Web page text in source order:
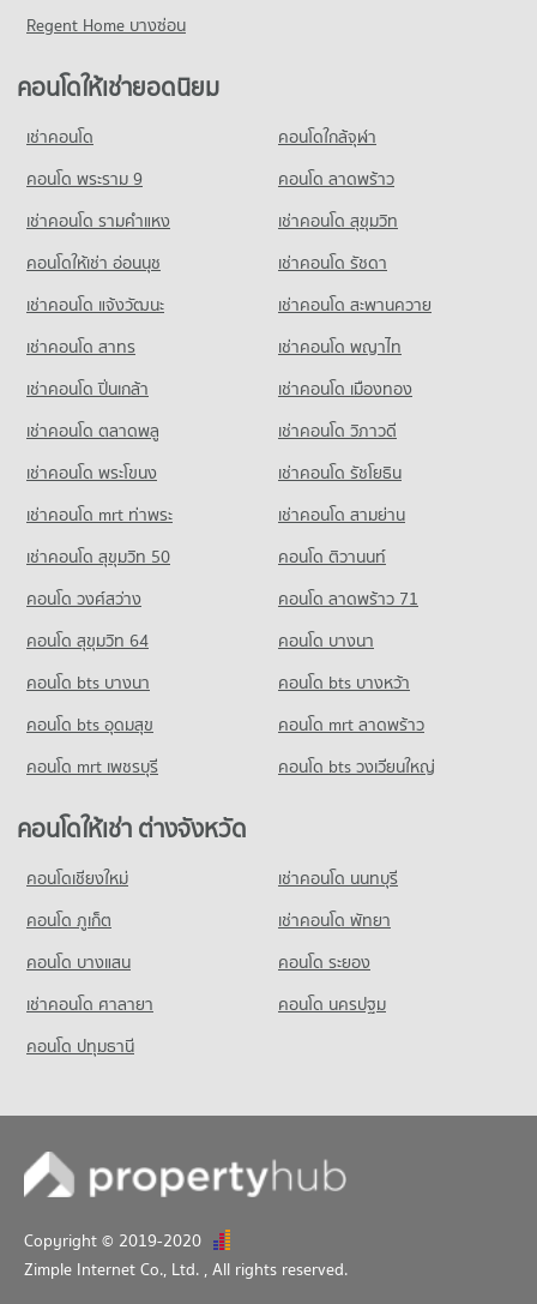
มีคอนโดให้เช่า 1,842 ประกาศ
ขายคอนโด วิทยาลัยนักบริหาร
มีคอนโดขาย 1,408 ประกาศ
คอนโด รร.เบญจมราชานุสรณ์
มีคอนโดให้เช่า 1,150 ประกาศ
ขายคอนโด รร.เบญจมราชานุสรณ์
มีคอนโดขาย 639 ประกาศ
คอนโด บิ๊กซี เอ็กซ์ตร้า รัตนาธิเบศร์
คอนโดให้เช่า บิ๊กซี เอ็กซ์ตร้า รัตนาธิเบศร์
มีคอนโดให้เช่า 2,685 ประกาศ
มีคอนโดขาย 1,465 ประกาศ
คอนโด เทสโก้โลตัส พงษ์เพชร
261 โครงการ
คอนโดให้เช่า เทสโก้โลตัส พงษ์เพชร
มีคอนโดให้เช่า 3,500 ประกาศ
ขายคอนโด เทสโก้โลตัส พงษ์เพชร
มีคอนโดขาย 2,049 ประกาศ
คอนโด บิ๊กซี วงศ์สว่าง
คอนโดให้เช่า บิ๊กซี วงศ์สว่าง
มีคอนโดให้เช่า 7,853 ประกาศ
ขายคอนโด บิ๊กซี วงศ์สว่าง
มีคอนโดขาย 3,634 ประกาศ
ขายคอนโด ถนนงามวงศ์วาน
มีคอนโดขาย 1,605 ประกาศ
คอนโด ถนนรัตนาธิเบศร์
มีคอนโดให้เช่า 2,554 ประกาศ
ขายคอนโด ถนนรัตนาธิเบศร์
มีคอนโดขาย 1,195 ประกาศ
คอนโด งามวงศ์วาน 2
2 โครงการ
คอนโดให้เช่า งามวงศ์วาน 2
มีคอนโดขาย 46 ประกาศ
คอนโด กระทรวงสาธารณสุข
141 โครงการ
คอนโดให้เช่า กระทรวงสาธารณสุข
มีคอนโดให้เช่า 1,589 ประกาศ
ขายคอนโด กระทรวงสาธารณสุข
คอนโด สำนักงานคณะกรรมการอาหารและยา
คอนโดให้เช่า สำนักงานคณะกรรมการอาหารและยา
มีคอนโดให้เช่า 3,321 ประกาศ
มีคอนโดขาย 2,307 ประกาศ
คอนโด แคราย
คอนโดให้เช่า แคราย
มีคอนโดให้เช่า 1,437 ประกาศ
ขายคอนโด แคราย
มีคอนโดขาย 1,118 ประกาศ
คอนโด ศูนย์ฝึกอบรม tot
มีคอนโดให้เช่า 1,554 ประกาศ
ขายคอนโด ศูนย์ฝึกอบรม tot
มีคอนโดขาย 1,085 ประกาศ
คอนโดให้เช่า รพ.โรคทรวงอก
มีคอนโดให้เช่า 1,403 ประกาศ
ขายคอนโด รพ.โรคทรวงอก
มีคอนโดขาย 1,069 ประกาศ
คอนโด รพ.นนทเวช
143 โครงการ
คอนโดให้เช่า รพ.นนทเวช
มีคอนโดให้เช่า 1,053 ประกาศ
ขายคอนโด รพ.นนทเวช
มีคอนโดขาย 729 ประกาศ
Regent Home บางซ่อน
คอนโดให้เช่ายอดนิยม
เช่าคอนโด
คอนโดใกล้จุฬา
คอนโด พระราม 9
คอนโด ลาดพร้าว
เช่าคอนโด รามคําแหง
เช่าคอนโด สุขุมวิท
คอนโดให้เช่า อ่อนนุช
เช่าคอนโด รัชดา
เช่าคอนโด แจ้งวัฒนะ
เช่าคอนโด สะพานควาย
เช่าคอนโด สาทร
เช่าคอนโด พญาไท
เช่าคอนโด ปิ่นเกล้า
เช่าคอนโด เมืองทอง
เช่าคอนโด ตลาดพลู
เช่าคอนโด วิภาวดี
เช่าคอนโด พระโขนง
เช่าคอนโด รัชโยธิน
เช่าคอนโด mrt ท่าพระ
เช่าคอนโด สามย่าน
เช่าคอนโด สุขุมวิท 50
คอนโด ติวานนท์
คอนโด วงศ์สว่าง
คอนโด ลาดพร้าว 71
คอนโด สุขุมวิท 64
คอนโด บางนา
คอนโด bts บางนา
คอนโด bts บางหว้า
คอนโด bts อุดมสุข
คอนโด mrt ลาดพร้าว
คอนโด mrt เพชรบุรี
คอนโด bts วงเวียนใหญ่
คอนโดให้เช่า ต่างจังหวัด
คอนโดเชียงใหม่
เช่าคอนโด นนทบุรี
คอนโด ภูเก็ต
เช่าคอนโด พัทยา
คอนโด บางแสน
คอนโด ระยอง
เช่าคอนโด ศาลายา
คอนโด นครปฐม
คอนโด ปทุมธานี
Copyright © 2019-2020
Zimple Internet Co., Ltd. , All rights reserved.